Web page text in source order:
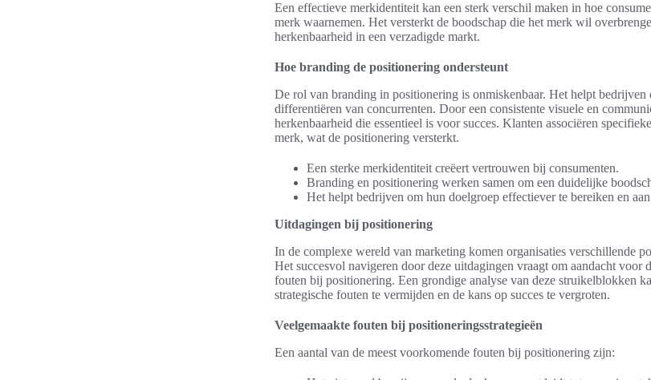
Een effectieve merkidentiteit kan een sterk verschil maken in hoe
merk waarnemen. Het versterkt de boodschap die het merk wil
herkenbaarheid in een verzadigde markt.
Hoe branding de positionering ondersteunt
De rol van branding in positionering is onmiskenbaar. Het helpt
differentiëren van concurrenten. Door een consistente visuele en
herkenbaarheid die essentieel is voor succes. Klanten associëren
merk, wat de positionering versterkt.
Een sterke merkidentiteit creëert vertrouwen bij consumenten.
Branding en positionering werken samen om een duidelijke
Het helpt bedrijven om hun doelgroep effectiever te bereiken en
Uitdagingen bij positionering
In de complexe wereld van marketing komen organisaties verschillende
Het succesvol navigeren door deze uitdagingen vraagt om aandacht voor
fouten bij positionering. Een grondige analyse van deze struikelblokken
strategische fouten te vermijden en de kans op succes te vergroten.
Veelgemaakte fouten bij positioneringsstrategieën
Een aantal van de meest voorkomende fouten bij positionering zijn: